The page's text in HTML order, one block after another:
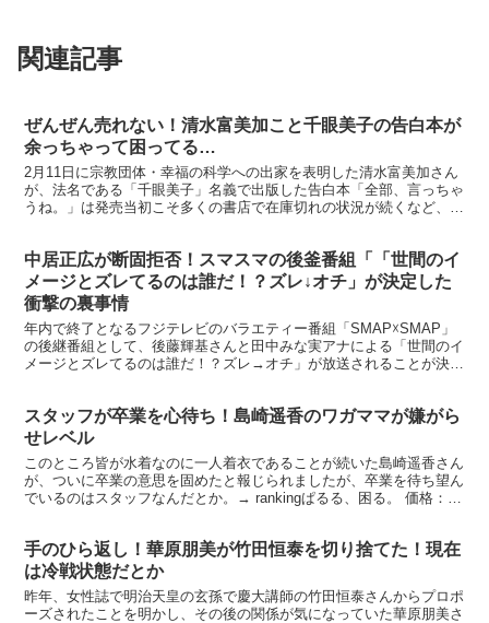
関連記事
ぜんぜん売れない！清水富美加こと千眼美子の告白本が
余っちゃって困ってる…
2月11日に宗教団体・幸福の科学への出家を表明した清水富美加さん
が、法名である「千眼美子」名義で出版した告白本「全部、言っちゃ
うね。」は発売当初こそ多くの書店で在庫切れの状況が続くなど、爆
中居正広が断固拒否！スマスマの後釜番組「「世間のイ
メージとズレてるのは誰だ！？ズレ↓オチ」が決定した
衝撃の裏事情
年内で終了となるフジテレビのバラエティー番組「SMAP☓SMAP」
の後継番組として、後藤輝基さんと田中みな実アナによる「世間のイ
メージとズレてるのは誰だ！？ズレ→オチ」が放送されることが決定
スタッフが卒業を心待ち！島崎遥香のワガママが嫌がら
せレベル
このところ皆が水着なのに一人着衣であることが続いた島崎遥香さん
が、ついに卒業の意思を固めたと報じられましたが、卒業を待ち望ん
でいるのはスタッフなんだとか。→ rankingぱるる、困る。 価格：
手のひら返し！華原朋美が竹田恒泰を切り捨てた！現在
は冷戦状態だとか
昨年、女性誌で明治天皇の玄孫で慶大講師の竹田恒泰さんからプロポ
ーズされたことを明かし、その後の関係が気になっていた華原朋美さ